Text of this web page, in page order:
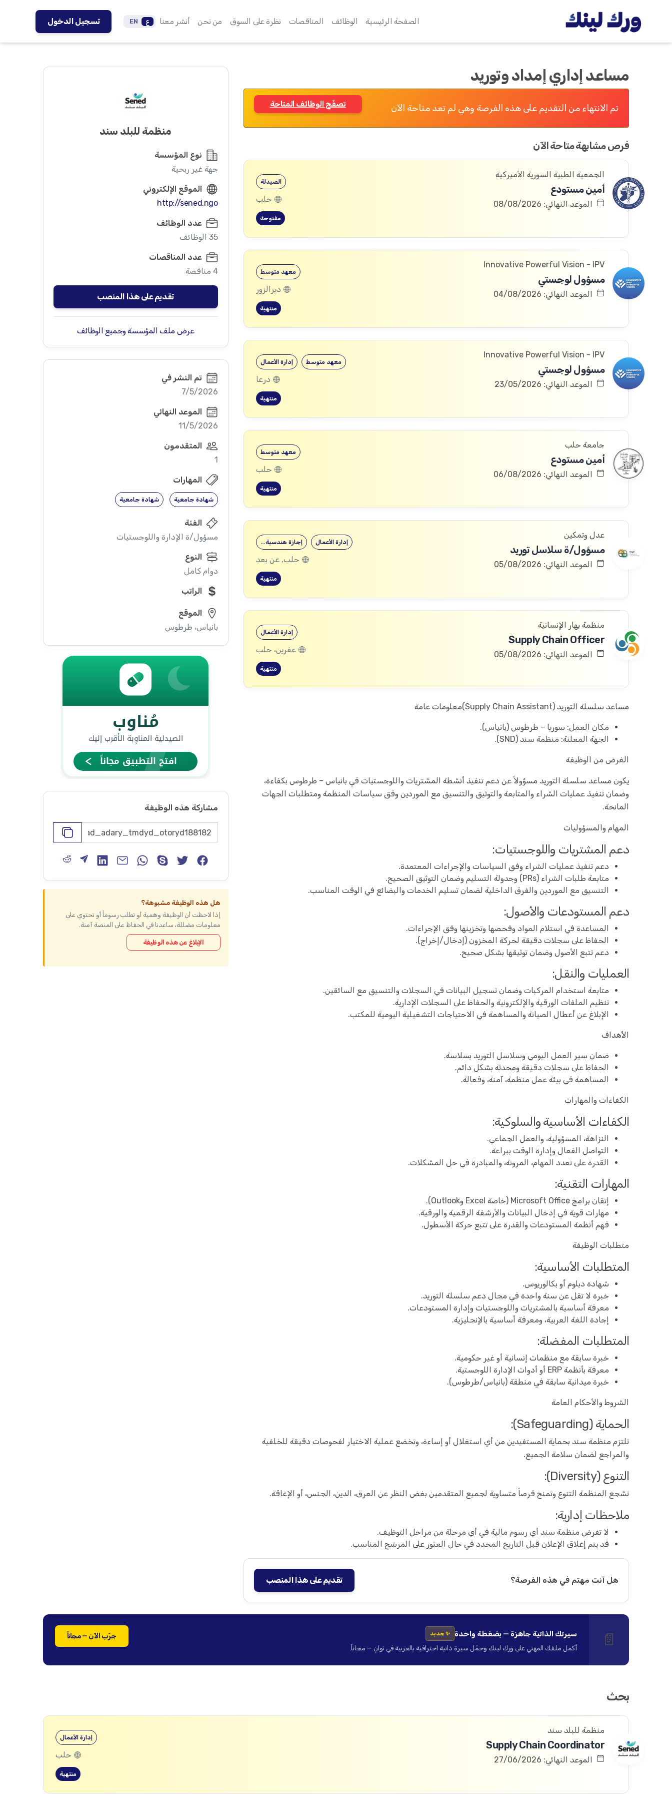
الصفحة الرئيسية الوظائف المناقصات نظرة على السوق من نحن أنشر معنا ع EN تسجيل الدخول
مساعد إداري إمداد وتوريد
تم الانتهاء من التقديم على هذه الفرصة وهي لم تعد متاحة الآن تصفّح الوظائف المتاحة
فرص مشابهة متاحة الآن
الجمعية الطبية السورية الأميركية
أمين مستودع
الموعد النهائي: 08/08/2026
الصيدلة
حلب
مفتوحة
Innovative Powerful Vision - IPV
مسؤول لوجستي
الموعد النهائي: 04/08/2026
معهد متوسط
ديرالزور
منتهية
Innovative Powerful Vision - IPV
مسؤول لوجستي
الموعد النهائي: 23/05/2026
إدارة الأعمال معهد متوسط
درعا
منتهية
جامعة حلب
أمين مستودع
الموعد النهائي: 06/08/2026
معهد متوسط
حلب
منتهية
عدل وتمكين
مسؤول/ة سلاسل توريد
الموعد النهائي: 05/08/2026
إجازة هندسية… إدارة الأعمال
حلب, عن بعد
منتهية
منظمة بهار الإنسانية
Supply Chain Officer
الموعد النهائي: 05/08/2026
إدارة الأعمال
عفرين، حلب
منتهية
مساعد سلسلة التوريد (Supply Chain Assistant)معلومات عامة
مكان العمل: سوريا – طرطوس (بانياس).
الجهة المعلنة: منظمة سند (SND).
الغرض من الوظيفة
يكون مساعد سلسلة التوريد مسؤولاً عن دعم تنفيذ أنشطة المشتريات واللوجستيات في بانياس – طرطوس بكفاءة،
وضمان تنفيذ عمليات الشراء والمتابعة والتوثيق والتنسيق مع الموردين وفق سياسات المنظمة ومتطلبات الجهات
المانحة.
المهام والمسؤوليات
دعم المشتريات واللوجستيات:
دعم تنفيذ عمليات الشراء وفق السياسات والإجراءات المعتمدة.
متابعة طلبات الشراء (PRs) وجدولة التسليم وضمان التوثيق الصحيح.
التنسيق مع الموردين والفرق الداخلية لضمان تسليم الخدمات والبضائع في الوقت المناسب.
دعم المستودعات والأصول:
المساعدة في استلام المواد وفحصها وتخزينها وفق الإجراءات.
الحفاظ على سجلات دقيقة لحركة المخزون (إدخال/إخراج).
دعم تتبع الأصول وضمان توثيقها بشكل صحيح.
العمليات والنقل:
متابعة استخدام المركبات وضمان تسجيل البيانات في السجلات والتنسيق مع السائقين.
تنظيم الملفات الورقية والإلكترونية والحفاظ على السجلات الإدارية.
الإبلاغ عن أعطال الصيانة والمساهمة في الاحتياجات التشغيلية اليومية للمكتب.
الأهداف
ضمان سير العمل اليومي وسلاسل التوريد بسلاسة.
الحفاظ على سجلات دقيقة ومحدثة بشكل دائم.
المساهمة في بيئة عمل منظمة، آمنة، وفعالة.
الكفاءات والمهارات
الكفاءات الأساسية والسلوكية:
النزاهة، المسؤولية، والعمل الجماعي.
التواصل الفعال وإدارة الوقت ببراعة.
القدرة على تعدد المهام، المرونة، والمبادرة في حل المشكلات.
المهارات التقنية:
إتقان برامج Microsoft Office (خاصة Excel وOutlook).
مهارات قوية في إدخال البيانات والأرشفة الرقمية والورقية.
فهم أنظمة المستودعات والقدرة على تتبع حركة الأسطول.
متطلبات الوظيفة
المتطلبات الأساسية:
شهادة دبلوم أو بكالوريوس.
خبرة لا تقل عن سنة واحدة في مجال دعم سلسلة التوريد.
معرفة أساسية بالمشتريات واللوجستيات وإدارة المستودعات.
إجادة اللغة العربية، ومعرفة أساسية بالإنجليزية.
المتطلبات المفضلة:
خبرة سابقة مع منظمات إنسانية أو غير حكومية.
معرفة بأنظمة ERP أو أدوات الإدارة اللوجستية.
خبرة ميدانية سابقة في منطقة (بانياس/طرطوس).
الشروط والأحكام العامة
الحماية (Safeguarding):
تلتزم منظمة سند بحماية المستفيدين من أي استغلال أو إساءة، وتخضع عملية الاختيار لفحوصات دقيقة للخلفية
والمراجع لضمان سلامة الجميع.
التنوع (Diversity):
تشجع المنظمة التنوع وتمنح فرصاً متساوية لجميع المتقدمين بغض النظر عن العرق، الدين، الجنس، أو الإعاقة.
ملاحظات إدارية:
لا تفرض منظمة سند أي رسوم مالية في أي مرحلة من مراحل التوظيف.
قد يتم إغلاق الإعلان قبل التاريخ المحدد في حال العثور على المرشح المناسب.
هل أنت مهتم في هذه الفرصة؟ تقديم على هذا المنصب
منظمة للبلد سند
نوع المؤسسة
جهة غير ربحية
الموقع الإلكتروني
http://sened.ngo
عدد الوظائف
35 الوظائف
عدد المناقصات
4 مناقصة
تقديم على هذا المنصب
عرض ملف المؤسسة وجميع الوظائف
تم النشر في
7/5/2026
الموعد النهائي
11/5/2026
المتقدمون
1
المهارات
شهادة جامعية شهادة جامعية
الفئة
مسؤول/ة الإدارة واللوجستيات
النوع
دوام كامل
الراتب
الموقع
بانياس، طرطوس
مشاركة هذه الوظيفة
هل هذه الوظيفة مشبوهة؟
إذا لاحظت أن الوظيفة وهمية أو تطلب رسوماً أو تحتوي على
معلومات مضللة، ساعدنا في الحفاظ على المنصة آمنة.
الإبلاغ عن هذه الوظيفة
📄 سيرتك الذاتية جاهزة — بضغطة واحدة ✨ جديد
أكمل ملفك المهني على ورك لينك وحمّل سيرة ذاتية احترافية بالعربية في ثوانٍ — مجاناً.
جرّب الآن — مجاناً
بحث
منظمة للبلد سند
Supply Chain Coordinator
الموعد النهائي: 27/06/2026
إدارة الأعمال
حلب
منتهية